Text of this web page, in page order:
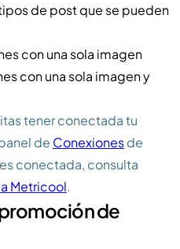
de post que se pueden
con una sola imagen
con una sola imagen y
tener conectada tu
de Conexionesde
conectada, consulta
Metricool.
de